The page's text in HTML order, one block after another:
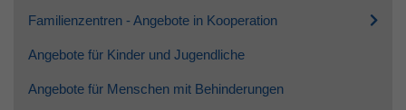
Familienzentren - Angebote in Kooperation
Angebote für Kinder und Jugendliche
Angebote für Menschen mit Behinderungen